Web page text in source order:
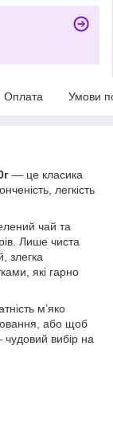
Оплата Умови
— це класика
легкість
чай та
Лише чиста
злегка
які гарно
м’яко
або щоб
вибір на